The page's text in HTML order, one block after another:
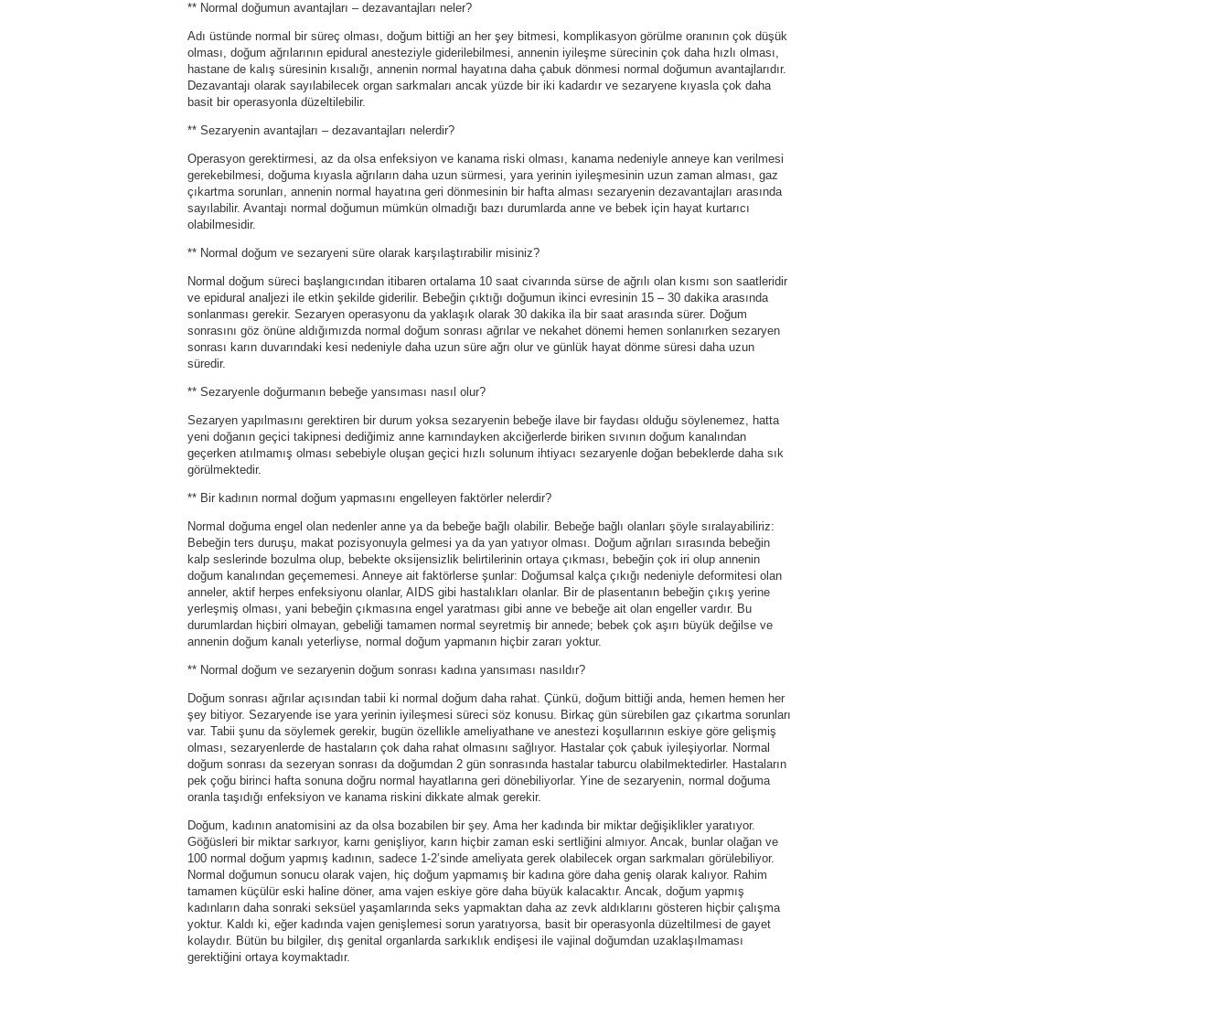
** Normal doğumun avantajları – dezavantajları neler?
Adı üstünde normal bir süreç olması, doğum bittiği an her şey bitmesi, komplikasyon görülme oranının çok düşük
olması, doğum ağrılarının epidural anesteziyle giderilebilmesi, annenin iyileşme sürecinin çok daha hızlı olması,
hastane de kalış süresinin kısalığı, annenin normal hayatına daha çabuk dönmesi normal doğumun avantajlarıdır.
Dezavantajı olarak sayılabilecek organ sarkmaları ancak yüzde bir iki kadardır ve sezaryene kıyasla çok daha
basit bir operasyonla düzeltilebilir.
** Sezaryenin avantajları – dezavantajları nelerdir?
Operasyon gerektirmesi, az da olsa enfeksiyon ve kanama riski olması, kanama nedeniyle anneye kan verilmesi
gerekebilmesi, doğuma kıyasla ağrıların daha uzun sürmesi, yara yerinin iyileşmesinin uzun zaman alması, gaz
çıkartma sorunları, annenin normal hayatına geri dönmesinin bir hafta alması sezaryenin dezavantajları arasında
sayılabilir. Avantajı normal doğumun mümkün olmadığı bazı durumlarda anne ve bebek için hayat kurtarıcı
olabilmesidir.
** Normal doğum ve sezaryeni süre olarak karşılaştırabilir misiniz?
Normal doğum süreci başlangıcından itibaren ortalama 10 saat civarında sürse de ağrılı olan kısmı son saatleridir
ve epidural analjezi ile etkin şekilde giderilir. Bebeğin çıktığı doğumun ikinci evresinin 15 – 30 dakika arasında
sonlanması gerekir. Sezaryen operasyonu da yaklaşık olarak 30 dakika ila bir saat arasında sürer. Doğum
sonrasını göz önüne aldığımızda normal doğum sonrası ağrılar ve nekahet dönemi hemen sonlanırken sezaryen
sonrası karın duvarındaki kesi nedeniyle daha uzun süre ağrı olur ve günlük hayat dönme süresi daha uzun
süredir.
** Sezaryenle doğurmanın bebeğe yansıması nasıl olur?
Sezaryen yapılmasını gerektiren bir durum yoksa sezaryenin bebeğe ilave bir faydası olduğu söylenemez, hatta
yeni doğanın geçici takipnesi dediğimiz anne karnındayken akciğerlerde biriken sıvının doğum kanalından
geçerken atılmamış olması sebebiyle oluşan geçici hızlı solunum ihtiyacı sezaryenle doğan bebeklerde daha sık
görülmektedir.
** Bir kadının normal doğum yapmasını engelleyen faktörler nelerdir?
Normal doğuma engel olan nedenler anne ya da bebeğe bağlı olabilir. Bebeğe bağlı olanları şöyle sıralayabiliriz:
Bebeğin ters duruşu, makat pozisyonuyla gelmesi ya da yan yatıyor olması. Doğum ağrıları sırasında bebeğin
kalp seslerinde bozulma olup, bebekte oksijensizlik belirtilerinin ortaya çıkması, bebeğin çok iri olup annenin
doğum kanalından geçememesi. Anneye ait faktörlerse şunlar: Doğumsal kalça çıkığı nedeniyle deformitesi olan
anneler, aktif herpes enfeksiyonu olanlar, AIDS gibi hastalıkları olanlar. Bir de plasentanın bebeğin çıkış yerine
yerleşmiş olması, yani bebeğin çıkmasına engel yaratması gibi anne ve bebeğe ait olan engeller vardır. Bu
durumlardan hiçbiri olmayan, gebeliği tamamen normal seyretmiş bir annede; bebek çok aşırı büyük değilse ve
annenin doğum kanalı yeterliyse, normal doğum yapmanın hiçbir zararı yoktur.
** Normal doğum ve sezaryenin doğum sonrası kadına yansıması nasıldır?
Doğum sonrası ağrılar açısından tabii ki normal doğum daha rahat. Çünkü, doğum bittiği anda, hemen hemen her
şey bitiyor. Sezaryende ise yara yerinin iyileşmesi süreci söz konusu. Birkaç gün sürebilen gaz çıkartma sorunları
var. Tabii şunu da söylemek gerekir, bugün özellikle ameliyathane ve anestezi koşullarının eskiye göre gelişmiş
olması, sezaryenlerde de hastaların çok daha rahat olmasını sağlıyor. Hastalar çok çabuk iyileşiyorlar. Normal
doğum sonrası da sezeryan sonrası da doğumdan 2 gün sonrasında hastalar taburcu olabilmektedirler. Hastaların
pek çoğu birinci hafta sonuna doğru normal hayatlarına geri dönebiliyorlar. Yine de sezaryenin, normal doğuma
oranla taşıdığı enfeksiyon ve kanama riskini dikkate almak gerekir.
Doğum, kadının anatomisini az da olsa bozabilen bir şey. Ama her kadında bir miktar değişiklikler yaratıyor.
Göğüsleri bir miktar sarkıyor, karnı genişliyor, karın hiçbir zaman eski sertliğini almıyor. Ancak, bunlar olağan ve
100 normal doğum yapmış kadının, sadece 1-2’sinde ameliyata gerek olabilecek organ sarkmaları görülebiliyor.
Normal doğumun sonucu olarak vajen, hiç doğum yapmamış bir kadına göre daha geniş olarak kalıyor. Rahim
tamamen küçülür eski haline döner, ama vajen eskiye göre daha büyük kalacaktır. Ancak, doğum yapmış
kadınların daha sonraki seksüel yaşamlarında seks yapmaktan daha az zevk aldıklarını gösteren hiçbir çalışma
yoktur. Kaldı ki, eğer kadında vajen genişlemesi sorun yaratıyorsa, basit bir operasyonla düzeltilmesi de gayet
kolaydır. Bütün bu bilgiler, dış genital organlarda sarkıklık endişesi ile vajinal doğumdan uzaklaşılmaması
gerektiğini ortaya koymaktadır.